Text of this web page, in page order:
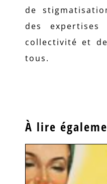
de
des
collectivité et
tous.
À lire